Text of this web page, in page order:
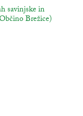
savinjske in
Brežice)